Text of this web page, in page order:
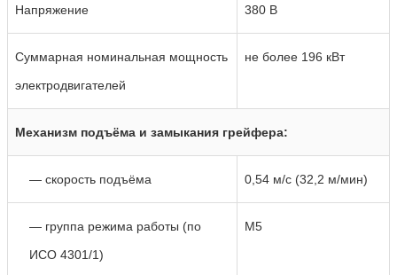
Напряжение 380 В
Суммарная номинальная мощность
электродвигателей
не более 196 кВт
Механизм подъёма и замыкания грейфера:
— скорость подъёма 0,54 м/с (32,2 м/мин)
— группа режима работы (по
ИСО 4301/1)
М5